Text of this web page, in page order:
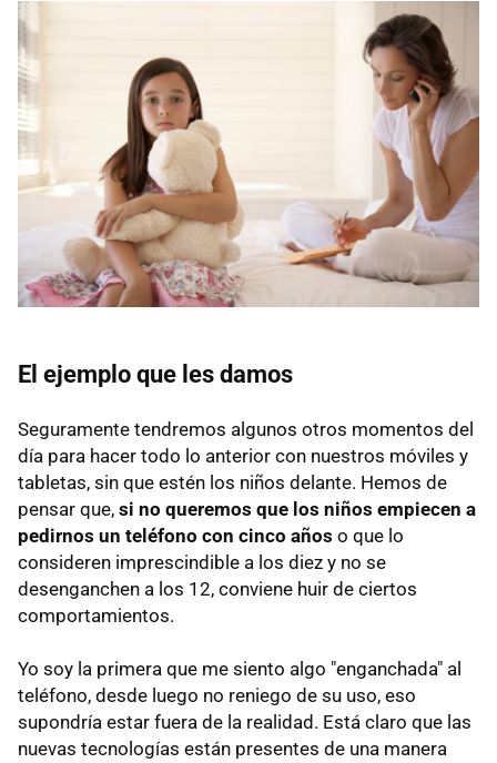
El ejemplo que les damos
Seguramente tendremos algunos otros momentos del
día para hacer todo lo anterior con nuestros móviles y
tabletas, sin que estén los niños delante. Hemos de
pensar que, si no queremos que los niños empiecen a
pedirnos un teléfono con cinco años o que lo
consideren imprescindible a los diez y no se
desenganchen a los 12, conviene huir de ciertos
comportamientos.
Yo soy la primera que me siento algo "enganchada" al
teléfono, desde luego no reniego de su uso, eso
supondría estar fuera de la realidad. Está claro que las
nuevas tecnologías están presentes de una manera